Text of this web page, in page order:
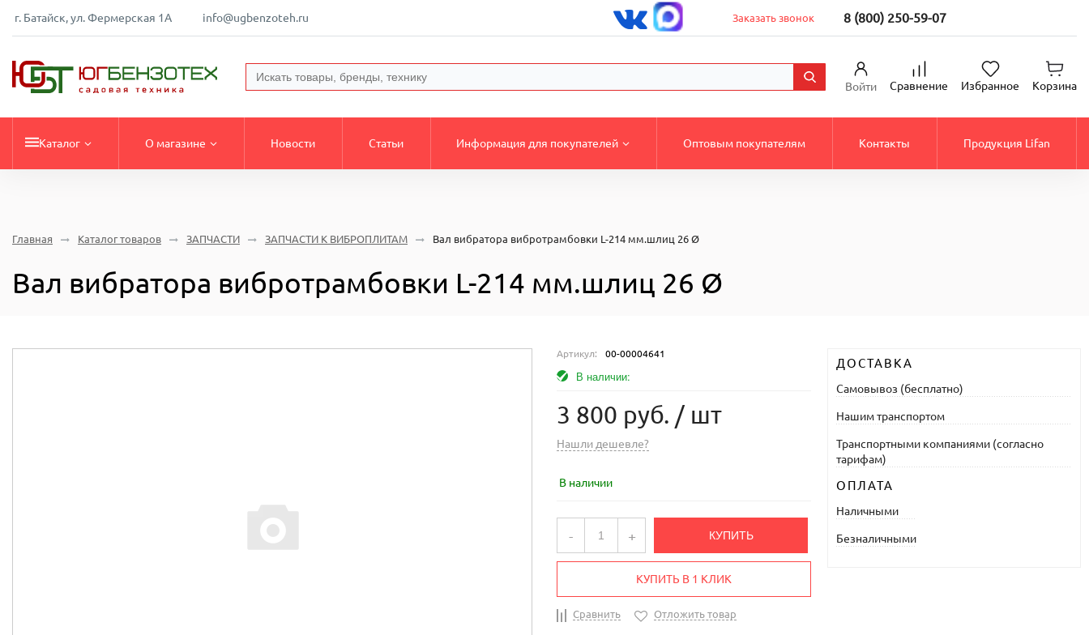
г. Батайск, ул. Фермерская 1А info@ugbenzoteh.ru Заказать звонок 8 (800) 250-59-07
Войти Сравнение Избранное Корзина
Каталог О магазине Новости Статьи Информация для покупателей Оптовым покупателям Контакты Продукция Lifan
Главная Каталог товаров ЗАПЧАСТИ ЗАПЧАСТИ К ВИБРОПЛИТАМ Вал вибратора вибротрамбовки L-214 мм.шлиц 26 Ø
Вал вибратора вибротрамбовки L-214 мм.шлиц 26 Ø
Артикул: 00-00004641
В наличии:
3 800 руб. / шт
Нашли дешевле?
В наличии
- + КУПИТЬ
КУПИТЬ В 1 КЛИК
Сравнить Отложить товар
ДОСТАВКА
Самовывоз (бесплатно)
Нашим транспортом
Транспортными компаниями (согласно
тарифам)
ОПЛАТА
Наличными
Безналичными